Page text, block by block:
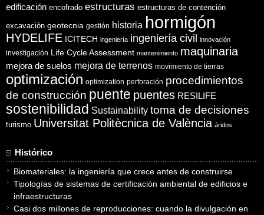
edificación encofrado estructuras estructuras de contención
excavación geotecnia gestión historia hormigón
HYDELIFE ICITECH ingeniería ingeniería civil innovación
investigación Life Cycle Assessment mantenimiento maquinaria
mejora de suelos mejora de terrenos movimiento de tierras
optimización optimization perforación procedimientos
de construcción puente puentes RESILIFE
sostenibilidad Sustainability toma de decisiones
turismo Universitat Politècnica de València áridos
Histórico
Biomateriales: la ingeniería que crece antes de construirse
Tipologías de sistemas de certificación ambiental de edificios e
infraestructuras
Casi dos millones de reproducciones: cuando la divulgación en